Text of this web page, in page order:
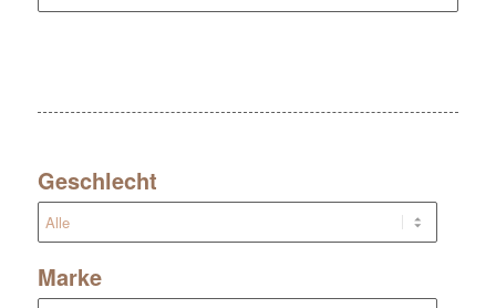
Geschlecht
Marke